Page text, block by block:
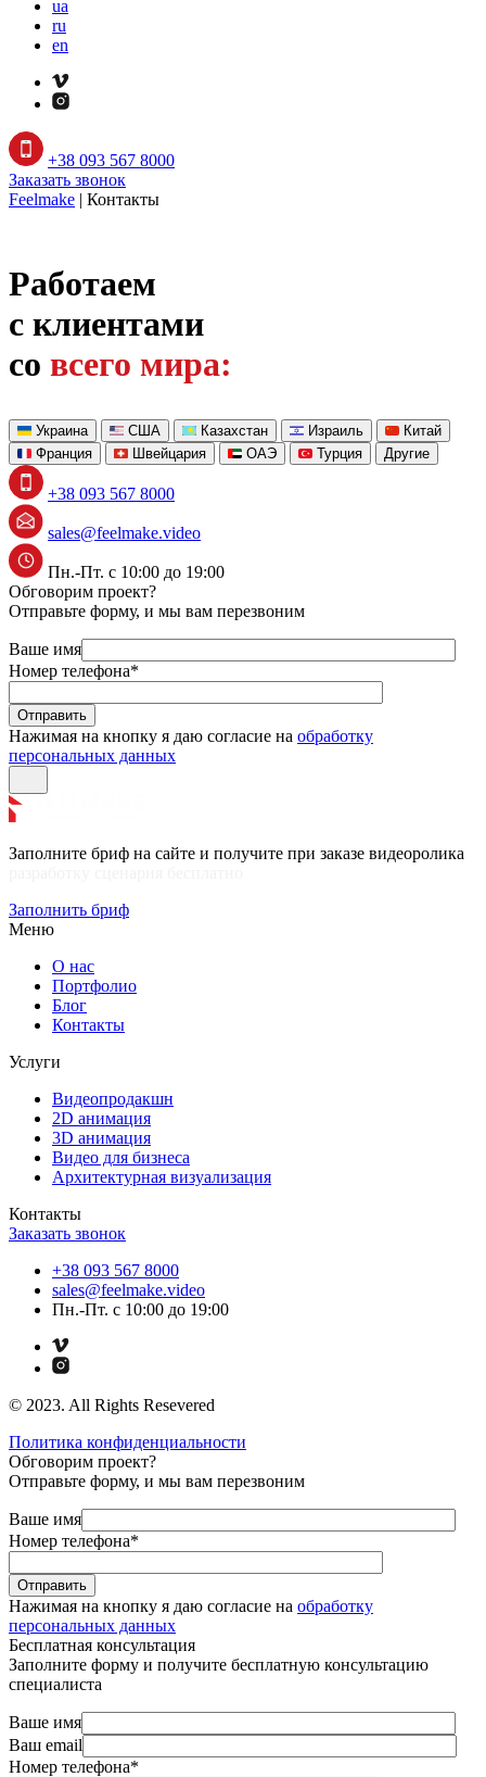
ua
ru
en
+38 093 567 8000
Заказать звонок
Feelmake | Контакты
Работаем
с клиентами
со всего мира:
Украина США Казахстан Израиль
Китай
Франция
Швейцария ОАЭ Турция Другие
+38 093 567 8000
sales@feelmake.video
Пн.-Пт. с 10:00 до 19:00
Обговорим проект?
Отправьте форму, и мы вам перезвоним
Ваше имя
Номер телефона*
Нажимая на кнопку я даю согласие на обработку
персональных данных
Заполните бриф на сайте и получите при заказе видеоролика
Заполнить бриф
Меню
О нас
Портфолио
Блог
Контакты
Услуги
Видеопродакшн
2D анимация
3D анимация
Видео для бизнеса
Архитектурная визуализация
Контакты
Заказать звонок
+38 093 567 8000
sales@feelmake.video
Пн.-Пт. с 10:00 до 19:00
© 2023. All Rights Resevered
Политика конфиденциальности
Обговорим проект?
Отправьте форму, и мы вам перезвоним
Ваше имя
Номер телефона*
Нажимая на кнопку я даю согласие на обработку
персональных данных
Бесплатная консультация
Заполните форму и получите бесплатную консультацию
специалиста
Ваше имя
Ваш email
Номер телефона*